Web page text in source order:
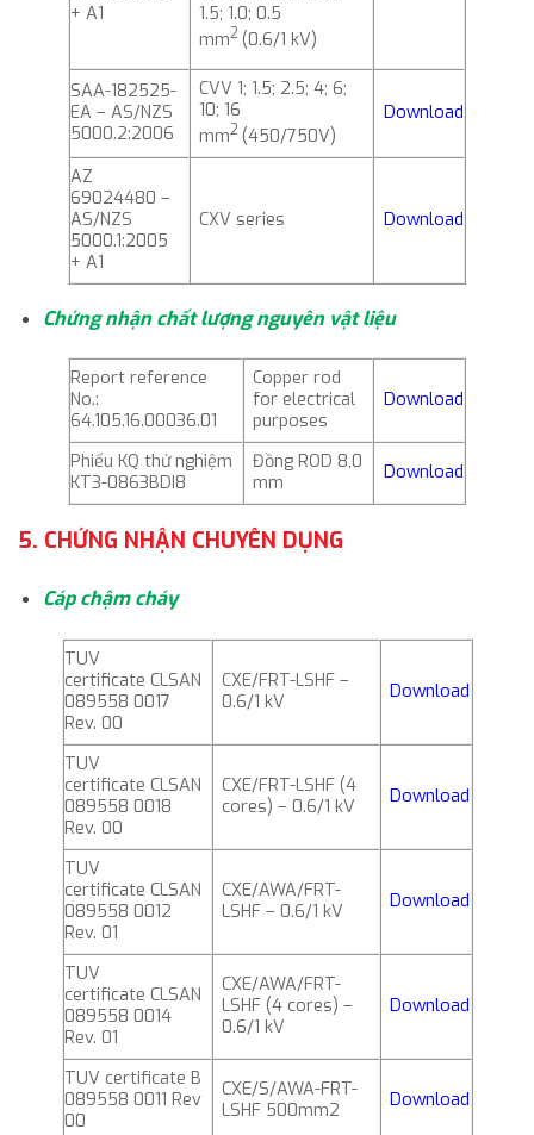
+ A1
1.5; 1.0; 0.5
mm2 (0.6/1 kV)
SAA-182525-
EA – AS/NZS
5000.2:2006
CVV 1; 1.5; 2.5; 4; 6;
10; 16
mm2 (450/750V)
Download
AZ
69024480 –
AS/NZS
5000.1:2005
+ A1
CXV series Download
Chứng nhận chất lượng nguyên vật liệu
Report reference
No.:
64.105.16.00036.01
Copper rod
for electrical
purposes
Download
Phiếu KQ thử nghiệm
KT3-0863BDI8
Đồng ROD 8,0
mm
Download
5. CHỨNG NHẬN CHUYÊN DỤNG
Cáp chậm cháy
TUV
certificate CLSAN
089558 0017
Rev. 00
CXE/FRT-LSHF –
0.6/1 kV
Download
TUV
certificate CLSAN
089558 0018
Rev. 00
CXE/FRT-LSHF (4
cores) – 0.6/1 kV
Download
TUV
certificate CLSAN
089558 0012
Rev. 01
CXE/AWA/FRT-
LSHF – 0.6/1 kV
Download
TUV
certificate CLSAN
089558 0014
Rev. 01
CXE/AWA/FRT-
LSHF (4 cores) –
0.6/1 kV
Download
TUV certificate B
089558 0011 Rev
00
CXE/S/AWA-FRT-
LSHF 500mm2
Download